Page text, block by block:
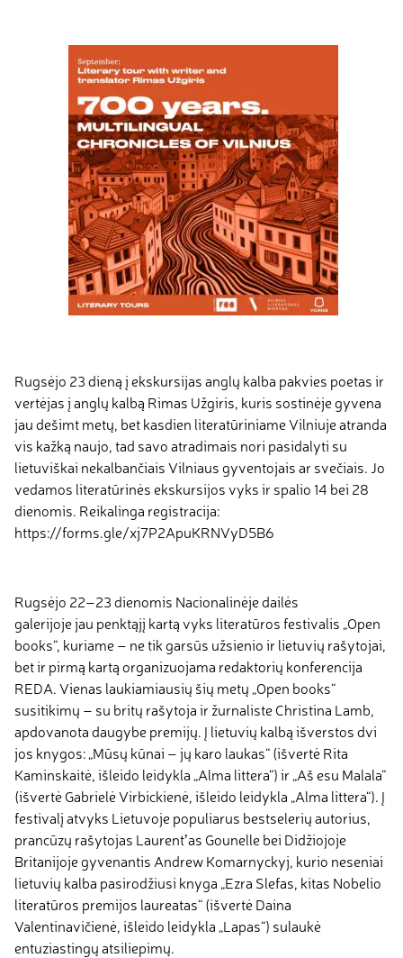
Rugsėjo 23 dieną į ekskursijas anglų kalba pakvies poetas ir
vertėjas į anglų kalbą Rimas Užgiris, kuris sostinėje gyvena
jau dešimt metų, bet kasdien literatūriniame Vilniuje atranda
vis kažką naujo, tad savo atradimais nori pasidalyti su
lietuviškai nekalbančiais Vilniaus gyventojais ar svečiais. Jo
vedamos literatūrinės ekskursijos vyks ir spalio 14 bei 28
dienomis. Reikalinga registracija:
https://forms.gle/xj7P2ApuKRNVyD5B6
Rugsėjo 22–23 dienomis Nacionalinėje dailės
galerijoje jau penktąjį kartą vyks literatūros festivalis „Open
books“, kuriame – ne tik garsūs užsienio ir lietuvių rašytojai,
bet ir pirmą kartą organizuojama redaktorių konferencija
REDA. Vienas laukiamiausių šių metų „Open books“
susitikimų – su britų rašytoja ir žurnaliste Christina Lamb,
apdovanota daugybe premijų. Į lietuvių kalbą išverstos dvi
jos knygos: „Mūsų kūnai – jų karo laukas“ (išvertė Rita
Kaminskaitė, išleido leidykla „Alma littera“) ir „Aš esu Malala“
(išvertė Gabrielė Virbickienė, išleido leidykla „Alma littera“). Į
festivalį atvyks Lietuvoje populiarus bestselerių autorius,
prancūzų rašytojas Laurentʼas Gounelle bei Didžiojoje
Britanijoje gyvenantis Andrew Komarnyckyj, kurio neseniai
lietuvių kalba pasirodžiusi knyga „Ezra Slefas, kitas Nobelio
literatūros premijos laureatas“ (išvertė Daina
Valentinavičienė, išleido leidykla „Lapas“) sulaukė
entuziastingų atsiliepimų.